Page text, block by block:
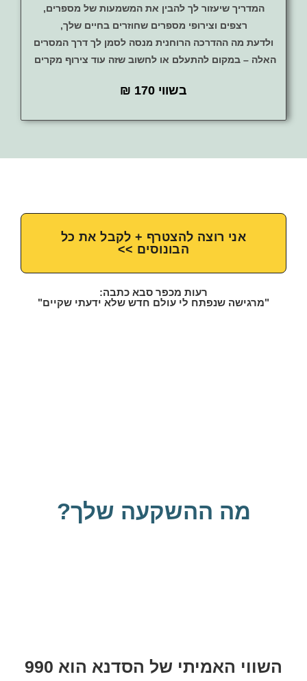
המדריך שיעזור לך להבין את המשמעות של מספרים,
רצפים וצירופי מספרים שחוזרים בחיים שלך,
ולדעת מה ההדרכה הרוחנית מנסה לסמן לך דרך המסרים
האלה – במקום להתעלם או לחשוב שזה עוד צירוף מקרים
בשווי 170 ₪
אני רוצה להצטרף + לקבל את כל
הבונוסים >>
רעות מכפר סבא כתבה:
"מרגישה שנפתח לי עולם חדש שלא ידעתי שקיים"
מה ההשקעה שלך?
השווי האמיתי של הסדנא הוא 990